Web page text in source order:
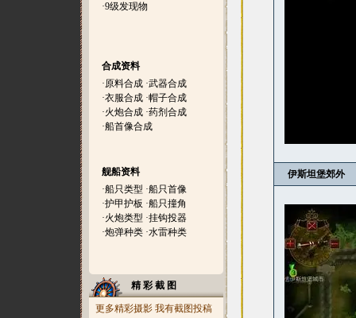
·9级发现物
合成资料
·原料合成 ·武器合成
·衣服合成 ·帽子合成
·火炮合成 ·药剂合成
·船首像合成
舰船资料
·船只类型 ·船只首像
·护甲护板 ·船只撞角
·火炮类型 ·挂钩投器
·炮弹种类 ·水雷种类
精 彩 截 图
更多精彩摄影 我有截图投稿
伊斯坦堡郊外